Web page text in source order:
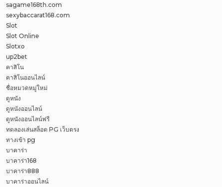
sagame168th.com
sexybaccarat168.com
Slot
Slot Online
Slotxo
up2bet
คาสิโน
คาสิโนออนไลน์
ชื่อหมวดหมู่ใหม่
ดูหนัง
ดูหนังออนไลน์
ดูหนังออนไลน์ฟรี
ทดลองเล่นสล็อต PG เว็บตรง
ทางเข้า pg
บาคาร่า
บาคาร่า168
บาคาร่า888
บาคาร่าออนไลน์